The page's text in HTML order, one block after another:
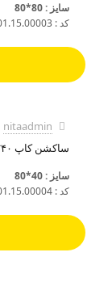
سایز : 80*80
کد : 10.01.15.00003
nitaadmin
ساکشن کاپ ۴۰*۸۰
سایز : 40*80
کد : 10.01.15.00004